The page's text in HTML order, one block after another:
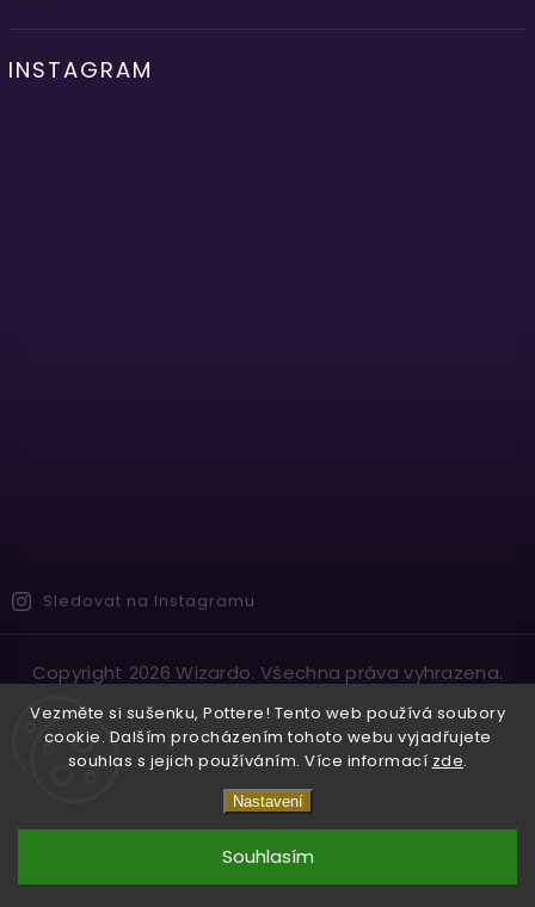
Vezměte si sušenku, Pottere! Tento web používá soubory
cookie. Dalším procházením tohoto webu vyjadřujete
souhlas s jejich používáním. Více informací zde.
Nastavení
Souhlasím
INSTAGRAM
Sledovat na Instagramu
Copyright 2026Wizardo. Všechna práva vyhrazena.
VytvořilShoptet| DesignShoptak.cz.